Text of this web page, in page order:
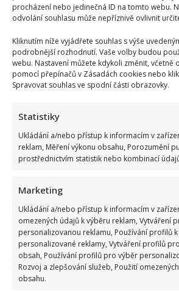
procházení nebo jedinečná ID na tomto webu.
odvolání souhlasu může nepříznivě ovlivnit
Kliknutím níže vyjádřete souhlas s výše
podrobnější rozhodnutí. Vaše volby budou
webu. Nastavení můžete kdykoli změnit, včetně
pomocí přepínačů v Zásadách cookies nebo
Spravovat souhlas ve spodní části obrazovky.
Statistiky
Ukládání a/nebo přístup k informacím v
reklam, Měření výkonu obsahu, Porozumění
prostřednictvím statistik nebo kombinací
Marketing
Ukládání a/nebo přístup k informacím v
omezených údajů k výběru reklam, Vytváření
personalizovanou reklamu, Používání profilů
personalizované reklamy, Vytváření profilů
obsah, Používání profilů pro výběr
Rozvoj a zlepšování služeb, Použití
obsahu.
Jak celou událost vidí
Ochranka v obchodě není
K popsanému incidentu jsme se od
Mencnerové dozvěděli následující:
nemá žádné zvláštní zákonné
umožňovalo omezovat osobní
nutit je k něčemu proti jejich vůli,
upozorňovat, vyzvat zákazníka, aby
příjezdu policie, pokud existuje
v krajním případě zadržet osobu
trestném činu nebo bezprostředně
pouze do příchodu policie (tzv.